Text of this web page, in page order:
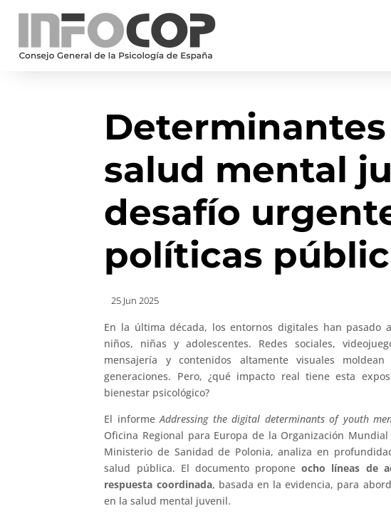
salud mental
desafío
políticas
25 Jun 2025
En la última década, los entornos digitales han
niños, niñas y adolescentes. Redes sociales,
mensajería y contenidos altamente visuales
generaciones. Pero, ¿qué impacto real tiene esta
bienestar psicológico?
El informeAddressing the digital determinants of youth
Oficina Regional para Europa de la Organización
Ministerio de Sanidad de Polonia, analiza en
salud pública. El documento proponeocho líneas de
respuesta coordinada, basada en la evidencia, para
en la salud mental juvenil.